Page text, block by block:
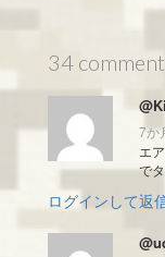
34
7か
エ
で
ログインして返